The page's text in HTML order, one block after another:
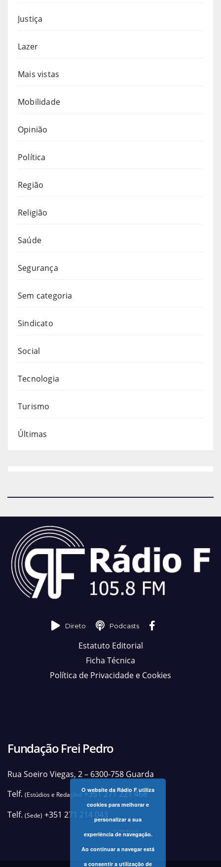
Justiça
Lazer
Mais vistas
Mobilidade
Opinião
Política
Região
Religião
Saúde
Segurança
Sem categoria
Sindicato
Social
Tecnologia
Turismo
Últimas
Direto Podcasts
Estatuto Editorial
Ficha Técnica
Política de Privacidade e Cookies
Fundação Frei Pedro
Rua Soeiro Viegas, 2 – 6300-758 Guarda
Telf. (Estúdios e Redação)+351 271 221 468
Telf. (Sede) +351 271 214 043
+contactos
O website da Rádio F utiliza
cookies para melhorar e
personalizar a sua
experiência de navegação.
Ao continuar a navegar está
a consentir a utilização de